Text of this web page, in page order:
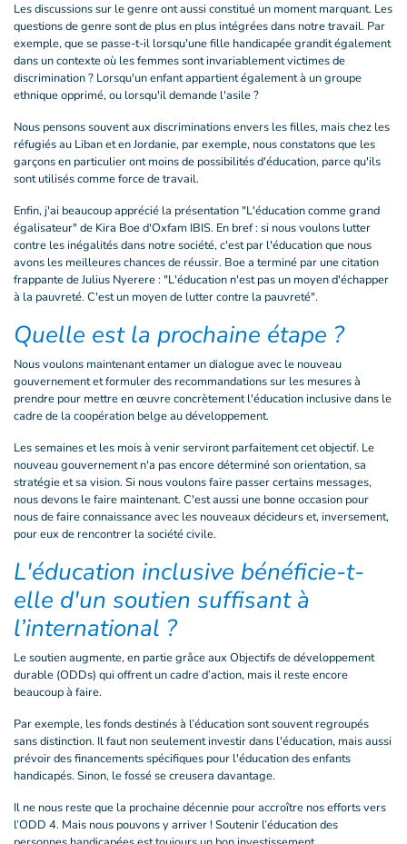
Les discussions sur le genre ont aussi constitué un moment marquant. Les
questions de genre sont de plus en plus intégrées dans notre travail. Par
exemple, que se passe-t-il lorsqu'une fille handicapée grandit également
dans un contexte où les femmes sont invariablement victimes de
discrimination ? Lorsqu'un enfant appartient également à un groupe
ethnique opprimé, ou lorsqu'il demande l'asile ?
Nous pensons souvent aux discriminations envers les filles, mais chez les
réfugiés au Liban et en Jordanie, par exemple, nous constatons que les
garçons en particulier ont moins de possibilités d'éducation, parce qu'ils
sont utilisés comme force de travail.
Enfin, j'ai beaucoup apprécié la présentation "L'éducation comme grand
égalisateur" de Kira Boe d'Oxfam IBIS. En bref : si nous voulons lutter
contre les inégalités dans notre société, c'est par l'éducation que nous
avons les meilleures chances de réussir. Boe a terminé par une citation
frappante de Julius Nyerere : "L'éducation n'est pas un moyen d'échapper
à la pauvreté. C'est un moyen de lutter contre la pauvreté".
Quelle est la prochaine étape ?
Nous voulons maintenant entamer un dialogue avec le nouveau
gouvernement et formuler des recommandations sur les mesures à
prendre pour mettre en œuvre concrètement l'éducation inclusive dans le
cadre de la coopération belge au développement.
Les semaines et les mois à venir serviront parfaitement cet objectif. Le
nouveau gouvernement n'a pas encore déterminé son orientation, sa
stratégie et sa vision. Si nous voulons faire passer certains messages,
nous devons le faire maintenant. C'est aussi une bonne occasion pour
nous de faire connaissance avec les nouveaux décideurs et, inversement,
pour eux de rencontrer la société civile.
L'éducation inclusive bénéficie-t-
elle d'un soutien suffisant à
l’international ?
Le soutien augmente, en partie grâce aux Objectifs de développement
durable (ODDs) qui offrent un cadre d’action, mais il reste encore
beaucoup à faire.
Par exemple, les fonds destinés à l’éducation sont souvent regroupés
sans distinction. Il faut non seulement investir dans l'éducation, mais aussi
prévoir des financements spécifiques pour l'éducation des enfants
handicapés. Sinon, le fossé se creusera davantage.
Il ne nous reste que la prochaine décennie pour accroître nos efforts vers
l’ODD 4. Mais nous pouvons y arriver ! Soutenir l’éducation des